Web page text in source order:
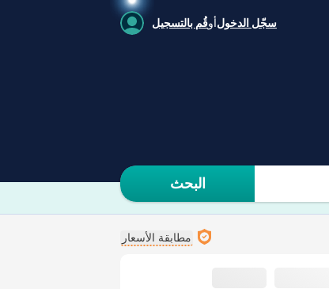
سجّل الدخولأوقُم بالتسجيل
البحث
مطابقة الأسعار